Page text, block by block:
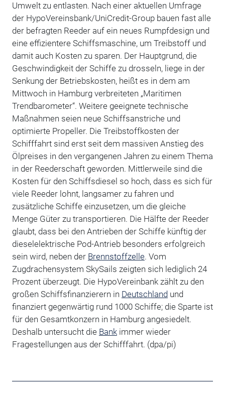
Umwelt zu entlasten. Nach einer aktuellen Umfrage
der HypoVereinsbank/UniCredit-Group bauen fast alle
der befragten Reeder auf ein neues Rumpfdesign und
eine effizientere Schiffsmaschine, um Treibstoff und
damit auch Kosten zu sparen. Der Hauptgrund, die
Geschwindigkeit der Schiffe zu drosseln, liege in der
Senkung der Betriebskosten, heißt es in dem am
Mittwoch in Hamburg verbreiteten „Maritimen
Trendbarometer“. Weitere geeignete technische
Maßnahmen seien neue Schiffsanstriche und
optimierte Propeller. Die Treibstoffkosten der
Schifffahrt sind erst seit dem massiven Anstieg des
Ölpreises in den vergangenen Jahren zu einem Thema
in der Reederschaft geworden. Mittlerweile sind die
Kosten für den Schiffsdiesel so hoch, dass es sich für
viele Reeder lohnt, langsamer zu fahren und
zusätzliche Schiffe einzusetzen, um die gleiche
Menge Güter zu transportieren. Die Hälfte der Reeder
glaubt, dass bei den Antrieben der Schiffe künftig der
dieselelektrische Pod-Antrieb besonders erfolgreich
sein wird, neben der Brennstoffzelle. Vom
Zugdrachensystem SkySails zeigten sich lediglich 24
Prozent überzeugt. Die HypoVereinbank zählt zu den
großen Schiffsfinanzierern in Deutschland und
finanziert gegenwärtig rund 1000 Schiffe; die Sparte ist
für den Gesamtkonzern in Hamburg angesiedelt.
Deshalb untersucht die Bankimmer wieder
Fragestellungen aus der Schifffahrt. (dpa/pi)